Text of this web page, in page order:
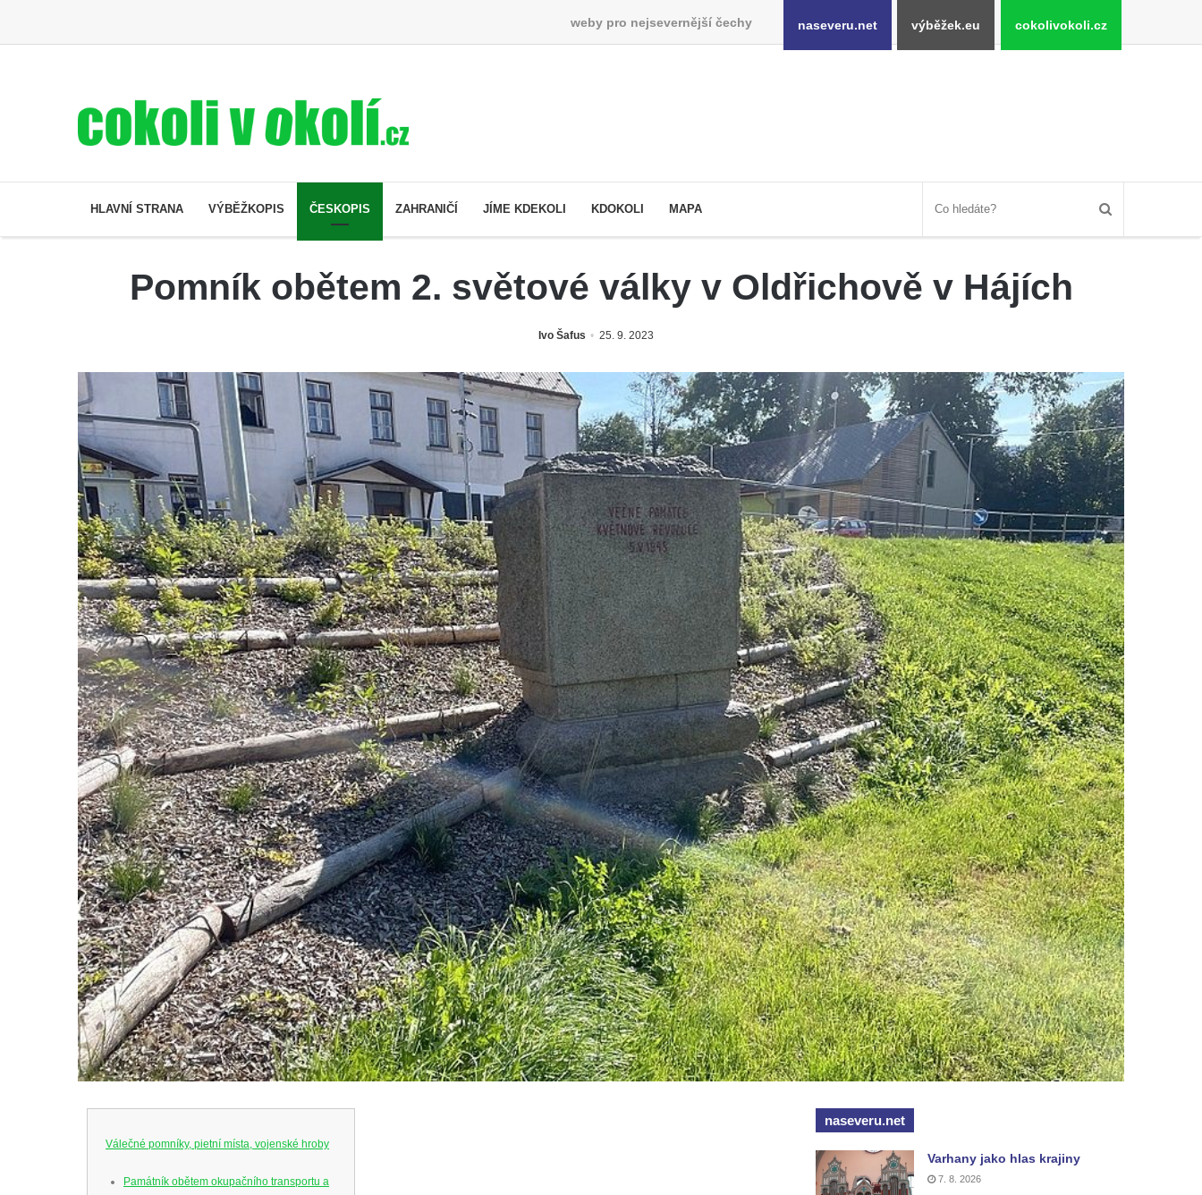
weby pro nejsevernější čechy naseveru.net výběžek.eu cokolivokoli.cz
HLAVNÍ STRANA VÝBĚŽKOPIS ČESKOPIS ZAHRANIČÍ JÍME KDEKOLI KDOKOLI MAPA
Pomník obětem 2. světové války v Oldřichově v Hájích
Ivo Šafus 25. 9. 2023
Válečné pomníky, pietní místa, vojenské hroby
Památník obětem okupačního transportu a
naseveru.net
Varhany jako hlas krajiny
7. 8. 2026